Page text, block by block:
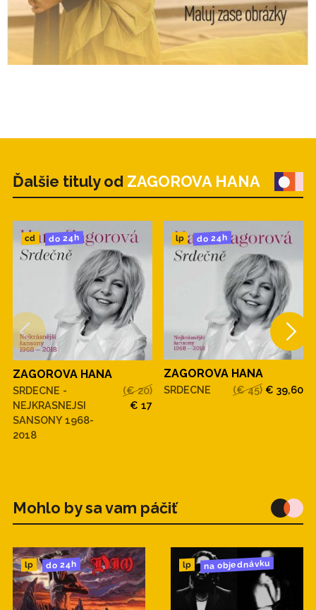
Ďalšie tituly od ZAGOROVA HANA
cd do 24h
ZAGOROVA HANA
SRDECNE -
NEJKRASNEJSI
SANSONY 1968-
2018
(€ 20)
€ 17
lp do 24h
ZAGOROVA HANA
SRDECNE (€ 45) € 39,60
Mohlo by sa vam páčiť
lp do 24h lp na objednávku